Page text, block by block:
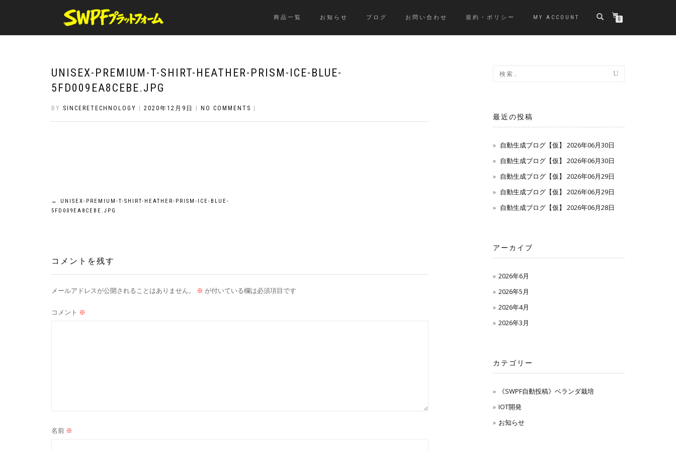
商品一覧 お知らせ ブログ お問い合わせ 規約・ポリシー MY ACCOUNT 0
UNISEX-PREMIUM-T-SHIRT-HEATHER-PRISM-ICE-BLUE-
5FD009EA8CEBE.JPG
BY SINCERETECHNOLOGY 2020年12月9日 NO COMMENTS
投
ビ
ゲ
ー
←
UNISEX-PREMIUM-T-SHIRT-HEATHER-PRISM-ICE-BLUE-
5FD009EA8CEBE.JPG
コメントを残す
メールアドレスが公開されることはありません。 ※ が付いている欄は必須項目です
コメント ※
名前 ※
最近の投稿
自動生成ブログ【仮】 2026年06月30日
自動生成ブログ【仮】 2026年06月30日
自動生成ブログ【仮】 2026年06月29日
自動生成ブログ【仮】 2026年06月29日
自動生成ブログ【仮】 2026年06月28日
アーカイブ
2026年6月
2026年5月
2026年4月
2026年3月
カテゴリー
《SWPF自動投稿》ベランダ栽培
IOT開発
お知らせ